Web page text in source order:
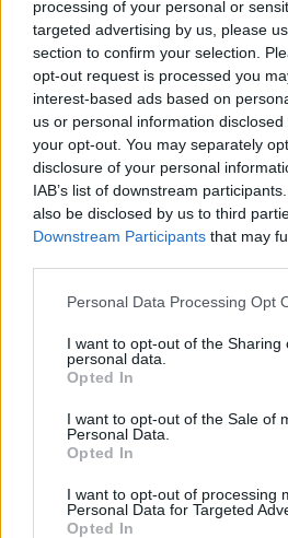
processing of your personal or
targeted advertising by us, please
section to confirm your selection.
opt-out request is processed you
interest-based ads based on
us or personal information
your opt-out. You may separately
disclosure of your personal
IAB’s list of downstream
also be disclosed by us to third
Downstream Participants that may
Please note that this website/app
not limited to your visit or usage
grant or deny consent to Google
use your data for below specified
consent section.
Personal Data Processing Opt
I want to opt-out of the Sharing
personal data.
Opted In
I want to opt-out of the Sale of
Personal Data.
Opted In
I want to opt-out of processing
Personal Data for Targeted
Opted In
πυρκαγιάς και παραβάσεις
5/08/2026 - 11:00μμ
Λέσβος: Με τις καλύτερες…
σήμα κατατεθέν του κόλπου
5/08/2026 - 10:35μμ